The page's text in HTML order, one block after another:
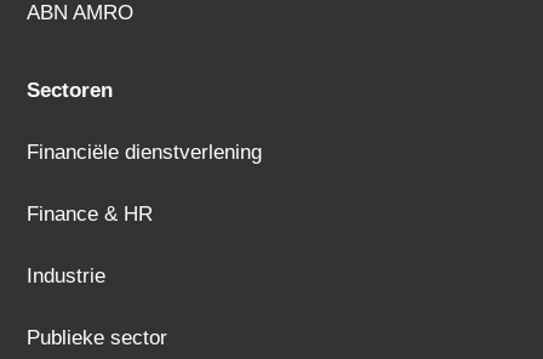
ABN AMRO
Sectoren
Financiële dienstverlening
Finance & HR
Industrie
Publieke sector